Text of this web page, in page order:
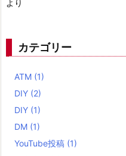
より
カテゴリー
ATM (1)
DIY (2)
DIY (1)
DM (1)
YouTube投稿 (1)